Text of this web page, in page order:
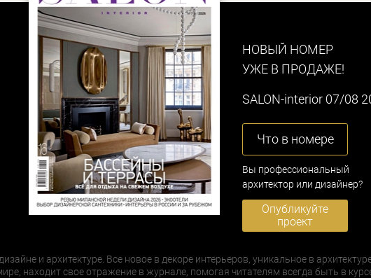
НОВЫЙ НОМЕР
УЖЕ В ПРОДАЖЕ!
SALON-interior 07/08
Что в номере
Вы профессиональный
архитектор или дизайнер?
Опубликуйте
проект
и архитектуре. Все новое в декоре интерьеров, уникальное в
находит свое отражение в журнале, помогая читателям всегда быть в